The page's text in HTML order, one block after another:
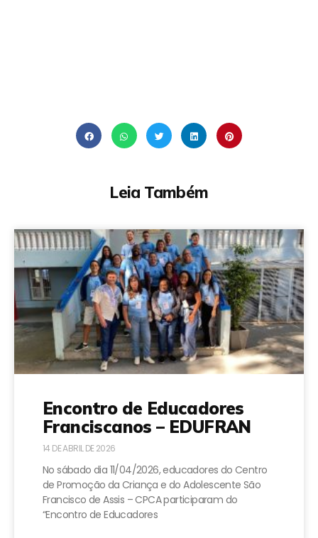
Leia Também
Encontro de Educadores
Franciscanos – EDUFRAN
14 DE ABRIL DE 2026
No sábado dia 11/04/2026, educadores do Centro
de Promoção da Criança e do Adolescente São
Francisco de Assis – CPCA participaram do
“Encontro de Educadores